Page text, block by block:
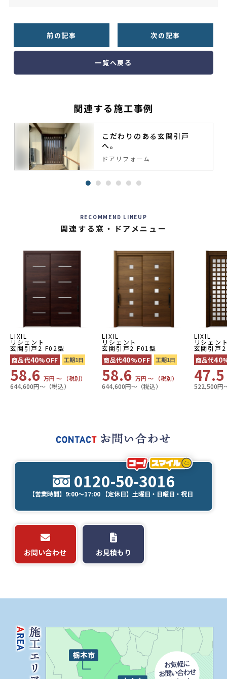
前の記事 次の記事
一覧へ戻る
関連する施工事例
こだわりのある玄関引戸
へ。
ドアリフォーム
RECOMMEND LINEUP
関連する窓・ドアメニュー
LIXIL
リシェント
玄関引戸2 F02型
商品代40%OFF 工期1日
58.6 万円 〜 （税別）
644,600円〜（税込）
LIXIL
リシェント
玄関引戸2 F01型
商品代40%OFF 工期1日
58.6万円 〜 （税別）
644,600円〜（税込）
LIXIL
リシェン
玄関引戸
商品代40
47.5
522,500円
0120-50-3016
【営業時間】9:00～17:00 【定休日】土曜日・日曜日・祝日
お問い合わせ お見積もり